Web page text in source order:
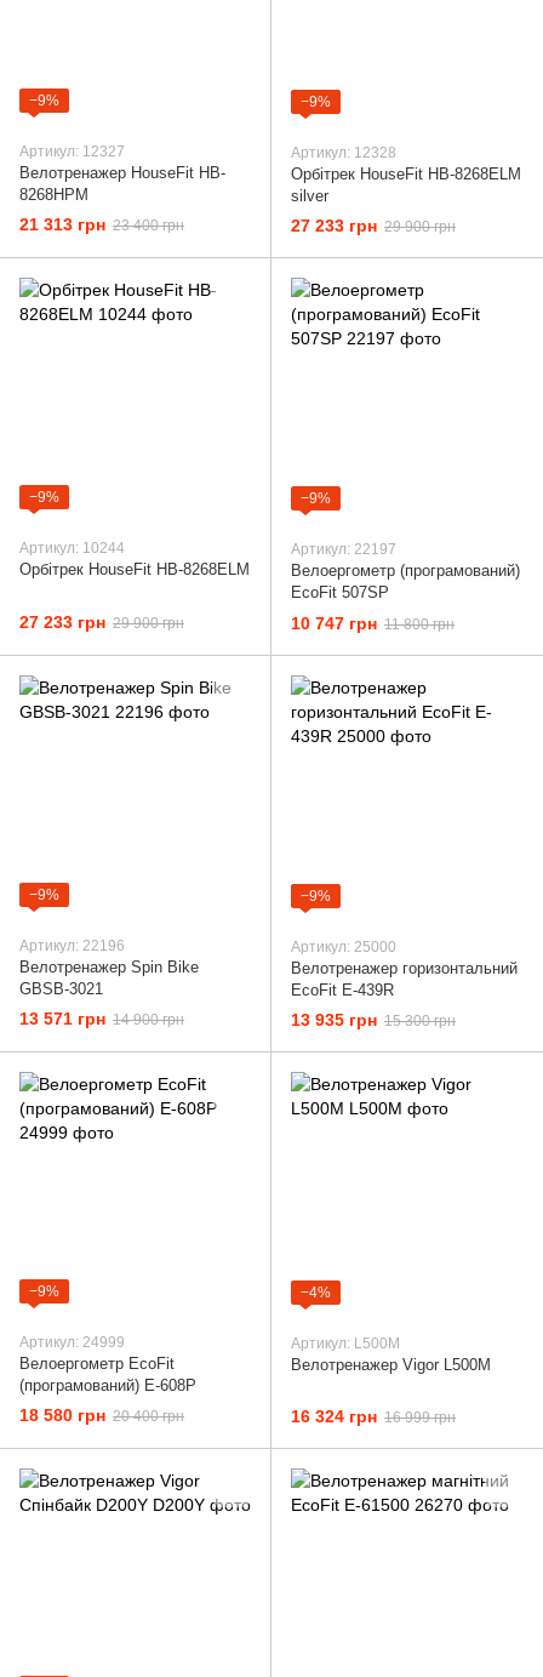
−9%
Артикул: 12327
Велотренажер HouseFit HB-
8268HPM
21 313 грн 23 400 грн
−9%
Артикул: 12328
Орбітрек HouseFit HB-8268ELM
silver
27 233 грн 29 900 грн
−9%
Артикул: 10244
Орбітрек HouseFit HB-8268ELM
27 233 грн 29 900 грн
−9%
Артикул: 22197
Велоергометр (програмований)
EcoFit 507SP
10 747 грн 11 800 грн
−9%
Артикул: 22196
Велотренажер Spin Bike
GBSB-3021
13 571 грн 14 900 грн
−9%
Артикул: 25000
Велотренажер горизонтальний
EcoFit E-439R
13 935 грн 15 300 грн
−9%
Артикул: 24999
Велоергометр EcoFit
(програмований) E-608P
18 580 грн 20 400 грн
−4%
Артикул: L500M
Велотренажер Vigor L500M
16 324 грн 16 999 грн